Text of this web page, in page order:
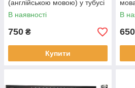
(англійською мовою) у тубусі
В наявності
750 ₴
Купити
В
650